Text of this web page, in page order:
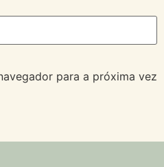
para a próxima vez